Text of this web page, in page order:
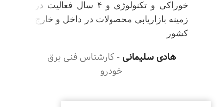
خوراکی و تکنولوژی و ۴ سال فعالیت در
زمینه بازاریابی محصولات در داخل و خارج
کشور
هادی سلیمانی کارشناس فنی برق
خودرو